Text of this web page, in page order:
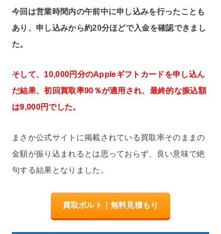
今回は営業時間内の午前中に申し込みを行ったことも
あり、申し込みから約20分ほどで入金を確認できまし
た。
そして、10,000円分のAppleギフトカードを申し込ん
だ結果、初回買取率90％が適用され、最終的な振込額
は9,000円でした。
まさか公式サイトに掲載されている買取率そのままの
金額が振り込まれるとは思っておらず、良い意味で絶
句する結果となりました。
買取ボルト｜無料見積もり